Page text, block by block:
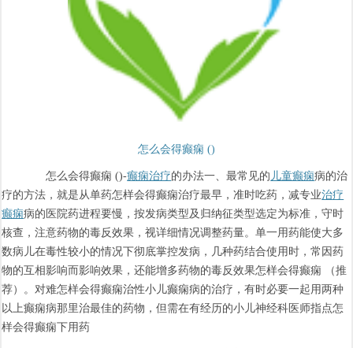
怎么会得癫痫 ()
怎么会得癫痫 ()-癫痫治疗的办法一、最常见的 儿童癫痫病的治
疗的方法，就是从单药怎样会得癫痫治疗最早，准时吃药，减专业治疗
癫痫病的医院药进程要慢，按发病类型及归纳征类型选定为标准，守时
核查，注意药物的毒反效果，视详细情况调整药量。单一用药能使大多
数病儿在毒性较小的情况下彻底掌控发病，几种药结合使用时，常因药
物的互相影响而影响效果，还能增多药物的毒反效果怎样会得癫痫 （推
荐）。对难怎样会得癫痫治性小儿癫痫病的治疗，有时必要一起用两种
以上癫痫病那里治最佳的药物，但需在有经历的小儿神经科医师指点怎
样会得癫痫下用药